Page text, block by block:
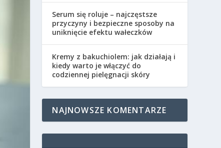
Serum się roluje – najczęstsze
przyczyny i bezpieczne sposoby na
uniknięcie efektu wałeczków
Kremy z bakuchiolem: jak działają i
kiedy warto je włączyć do
codziennej pielęgnacji skóry
NAJNOWSZE KOMENTARZE